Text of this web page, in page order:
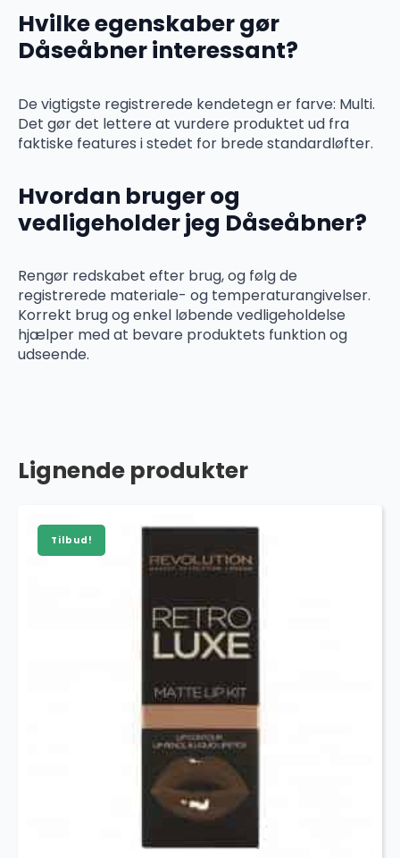
Hvilke egenskaber gør
Dåseåbner interessant?
De vigtigste registrerede kendetegn er farve: Multi.
Det gør det lettere at vurdere produktet ud fra
faktiske features i stedet for brede standardløfter.
Hvordan bruger og
vedligeholder jeg Dåseåbner?
Rengør redskabet efter brug, og følg de
registrerede materiale- og temperaturangivelser.
Korrekt brug og enkel løbende vedligeholdelse
hjælper med at bevare produktets funktion og
udseende.
Lignende produkter
Tilbud!